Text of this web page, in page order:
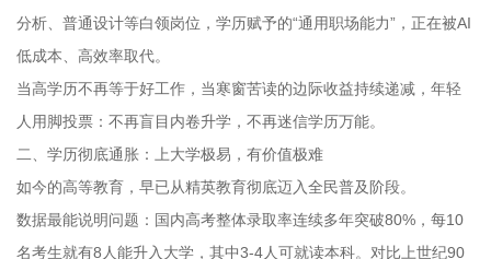
分析、普通设计等白领岗位，学历赋予的“通用职场能力”，正在被AI
低成本、高效率取代。
当高学历不再等于好工作，当寒窗苦读的边际收益持续递减，年轻
人用脚投票：不再盲目内卷升学，不再迷信学历万能。
二、学历彻底通胀：上大学极易，有价值极难
如今的高等教育，早已从精英教育彻底迈入全民普及阶段。
数据最能说明问题：国内高考整体录取率连续多年突破80%，每10
名考生就有8人能升入大学，其中3-4人可就读本科。对比上世纪90